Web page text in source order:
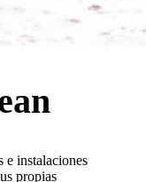
e instalaciones
propias